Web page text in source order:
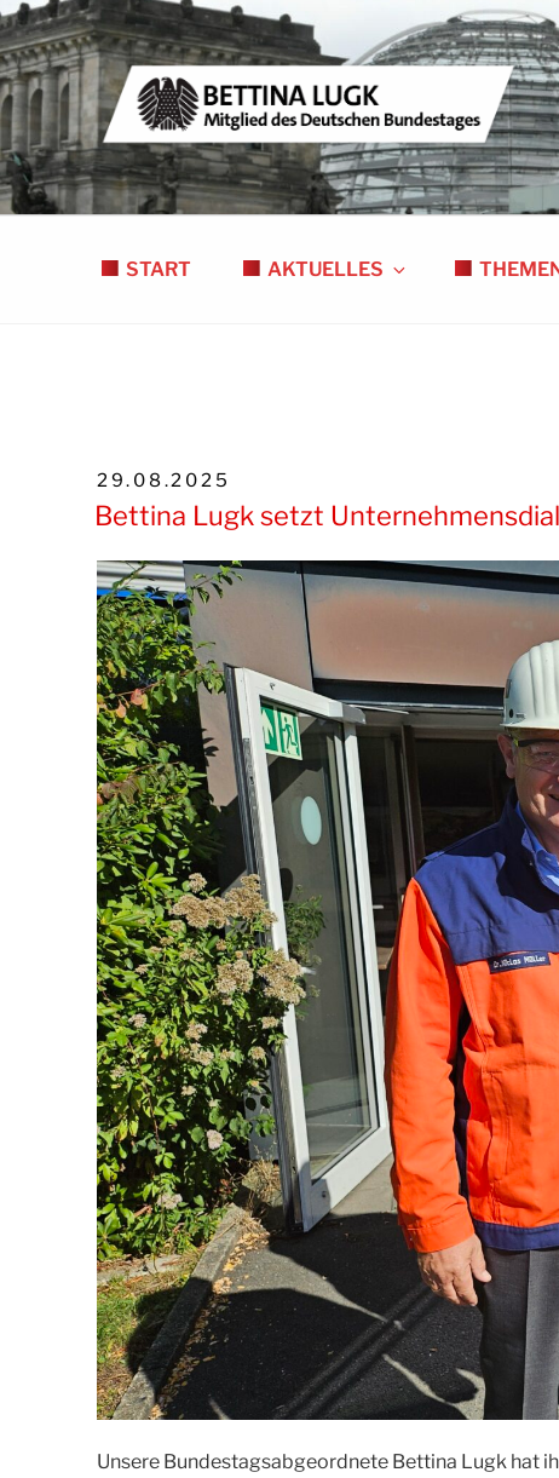
Zum
Inhalt
springen
BETTINA LUGK
MITGLIED DES DEUTSCHEN BUNDESTAGES
START AKTUELLES
VERÖFFENTLICHT
AM
29.08.2025
Bettina Lugk setzt
Unsere Bundestagsabgeordnete Bettina Lugk hat